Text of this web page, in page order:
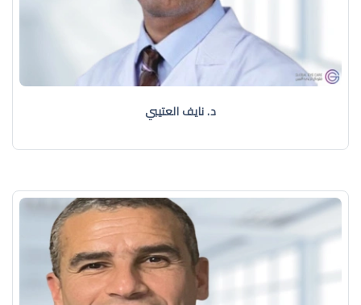
د. نايف العتيبي